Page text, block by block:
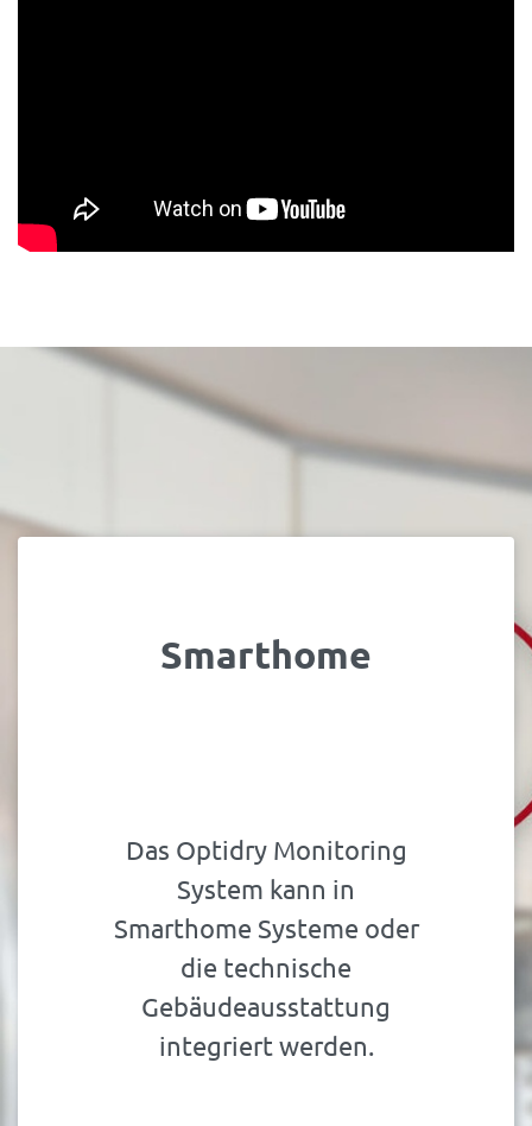
Smarthome
Das Optidry Monitoring
System kann in
Smarthome Systeme oder
die technische
Gebäudeausstattung
integriert werden.